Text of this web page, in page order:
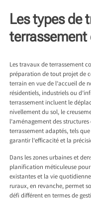
Les types de
Les travaux de terrassement
préparation de tout projet de
terrain en vue de l’accueil de
résidentiels, industriels ou
terrassement incluent le
nivellement du sol, le
l’aménagement des
terrassement adaptés, tels
garantir l’efficacité et la
Dans les zones urbaines et
planification méticuleuse
existantes et la vie
ruraux, en revanche, permet
défi différent en termes de